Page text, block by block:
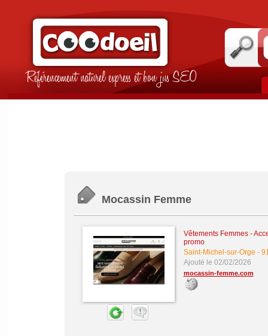
Référencement naturel express et bon jus SEO
Mocassin Femme
Vêtements Femmes -
promo
Saint-Michel-sur-Orge -
Ajouté le 02/02/2026
mocassin-femme.com